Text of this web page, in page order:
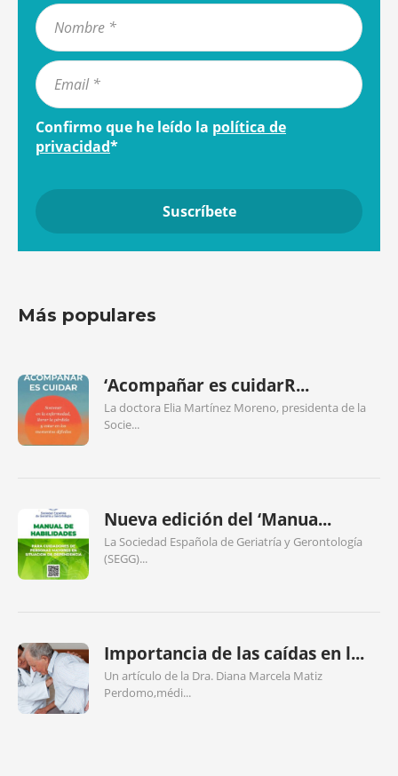
Confirmo que he leído la política de
privacidad*
Más populares
‘Acompañar es cuidarR...
La doctora Elia Martínez Moreno, presidenta de la
Socie...
Nueva edición del ‘Manua...
La Sociedad Española de Geriatría y Gerontología
(SEGG)...
Importancia de las caídas en l...
Un artículo de la Dra. Diana Marcela Matiz
Perdomo,médi...